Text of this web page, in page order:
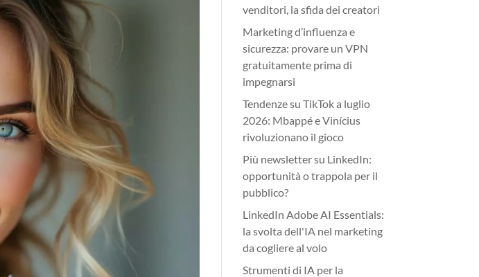
venditori, la sfida dei creatori
Marketing d’influenza e
sicurezza: provare un VPN
gratuitamente prima di
impegnarsi
Tendenze su TikTok a luglio
2026: Mbappé e Vinícius
rivoluzionano il gioco
Più newsletter su LinkedIn:
opportunità o trappola per il
pubblico?
LinkedIn Adobe AI Essentials:
la svolta dell'IA nel marketing
da cogliere al volo
Strumenti di IA per la